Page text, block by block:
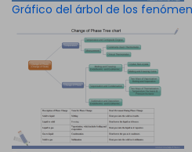
Gráfico del árbol de los